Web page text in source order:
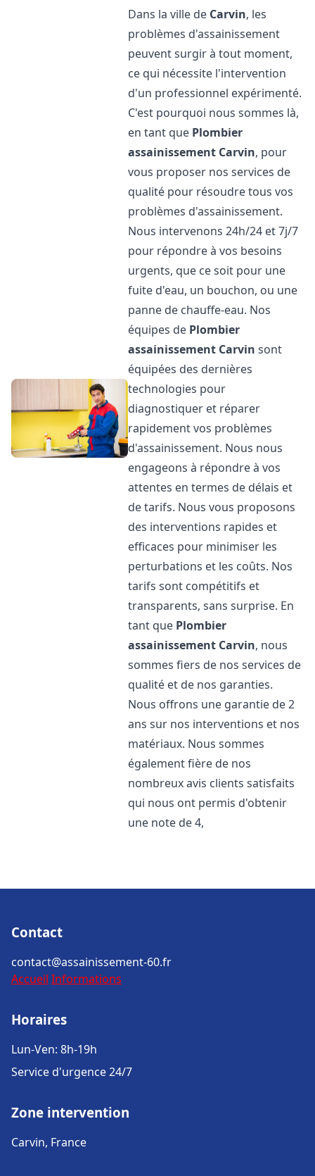
Dans la ville de Carvin, les
problèmes d'assainissement
peuvent surgir à tout moment,
ce qui nécessite l'intervention
d'un professionnel expérimenté.
C'est pourquoi nous sommes là,
en tant que Plombier
assainissement Carvin, pour
vous proposer nos services de
qualité pour résoudre tous vos
problèmes d'assainissement.
Nous intervenons 24h/24 et 7j/7
pour répondre à vos besoins
urgents, que ce soit pour une
fuite d'eau, un bouchon, ou une
panne de chauffe-eau. Nos
équipes de Plombier
assainissement Carvin sont
équipées des dernières
technologies pour
diagnostiquer et réparer
rapidement vos problèmes
d'assainissement. Nous nous
engageons à répondre à vos
attentes en termes de délais et
de tarifs. Nous vous proposons
des interventions rapides et
efficaces pour minimiser les
perturbations et les coûts. Nos
tarifs sont compétitifs et
transparents, sans surprise. En
tant que Plombier
assainissement Carvin, nous
sommes fiers de nos services de
qualité et de nos garanties.
Nous offrons une garantie de 2
ans sur nos interventions et nos
matériaux. Nous sommes
également fière de nos
nombreux avis clients satisfaits
qui nous ont permis d'obtenir
une note de 4,
Contact
contact@assainissement-60.fr
Accueil Informations
Horaires
Lun-Ven: 8h-19h
Service d'urgence 24/7
Zone intervention
Carvin, France